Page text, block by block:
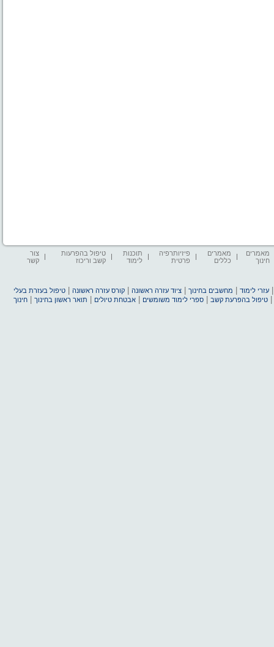
מאמרים
חינוך
מאמרים
כללים
פיזיותרפיה
פרטית
תוכנות
לימוד
טיפול בהפרעות
קשב וריכוז
צור
קשר
עזרי לימוד מחשבים בחינוך |ציוד עזרה ראשונה |קורס עזרה ראשונה |טיפול בעזרת בעלי
|טיפול בהפרעת קשב |ספרי לימוד משומשים |אבטחת טיולים תואר ראשון בחינוך |חינוך